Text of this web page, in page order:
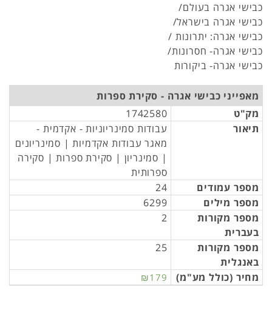
כבישי אגרה בעולם/
כבישי אגרה בישראל/
כבישי אגרה: יתרונות /
כבישי אגרה- חסרונות/
כבישי אגרה- ביקורות
מאפייני כבישי אגרה - סקירת ספרות
מק"ט
1742580
תיאור
עבודות סמינריוניות - אקדמית -
מאגר עבודות אקדמיות | סמינריונים
| סמינריון | סקירת ספרות | סקירה
ספרותית
מספר עמודים
24
מספר מילים
6299
מספר מקורות
בעברית
2
מספר מקורות
באנגלית
25
מחיר (כולל מע"מ) ₪179